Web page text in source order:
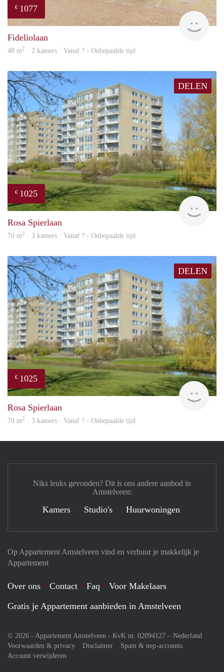
€ 1077
Fideliolaan
48 m2 · 2 kamers · Vanaf ? - Onbepaalde tijd
DELEN
€ 1025
rent
Rosa Spierlaan
70 m2 · 3 kamers · Vanaf ? - Onbepaalde tijd
DELEN
€ 1025
Rosa Spierlaan
70 m2 · 3 kamers · Vanaf ? - Onbepaalde tijd
Op Appartement Amstelveen vind en verhuur je makkelijk je
Appartement
Over ons Contact Faq
Voor Makelaars
Gratis je Appartement aanbieden in Amstelveen
© 2026 - Appartement Amstelveen - KvK nr. 02094127 – Nederland
Voorwaarden & privacy
Disclaimer
Spam & nep-accounts
Account verwijderen
Niks leuks gevonden? Dit is ons andere aanbod in
Amstelveen:
Kamers Studio's Huurwoningen